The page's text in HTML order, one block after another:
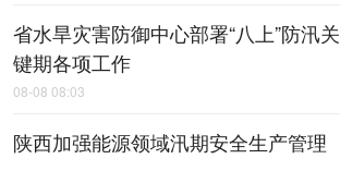
省水旱灾害防御中心部署“八上”防汛关
键期各项工作
08-08 08:03
陕西加强能源领域汛期安全生产管理